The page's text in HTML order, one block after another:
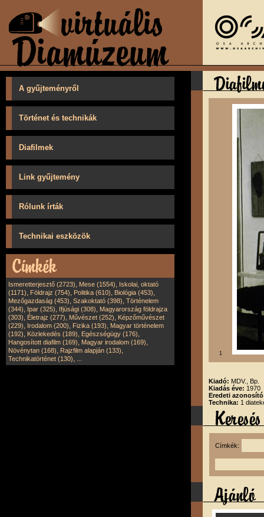
A gyűjteményről
Történet és technikák
Diafilmek
Link gyűjtemény
Rólunk írták
Technikai eszközök
Ismeretterjesztő (2723), Mese (1554), Iskolai, oktató
(1171), Földrajz (754), Politika (610), Biológia (453),
Mezőgazdaság (453), Szakoktató (398), Történelem
(344), Ipar (325), Ifjúsági (308), Magyarország földrajza
(303), Életrajz (277), Művészet (252), Képzőművészet
(229), Irodalom (200), Fizika (193), Magyar történelem
(192), Közlekedés (189), Egészségügy (176),
Hangosított diafilm (169), Magyar irodalom (169),
Növénytan (168), Rajzfilm alapján (133),
Technikatörténet (130),
1
Kiadó: MDV., Bp.
Kiadás éve: 1970
Eredeti
Technika: 1
Címkék: